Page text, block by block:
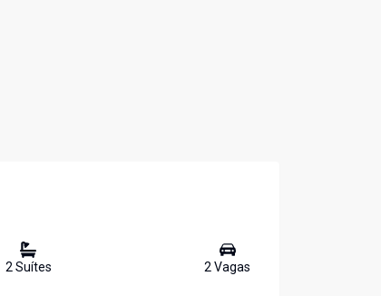
2Suítes 2Vagas